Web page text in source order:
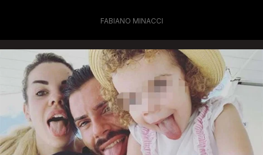
FABIANO MINACCI